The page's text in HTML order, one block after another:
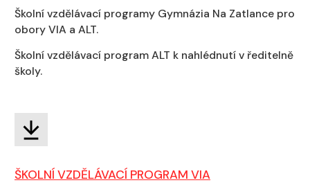
Školní vzdělávací programy Gymnázia Na Zatlance pro
obory VIA a ALT.
Školní vzdělávací program ALT k nahlédnutí v ředitelně
školy.
ŠKOLNÍ VZDĚLÁVACÍ PROGRAM VIA